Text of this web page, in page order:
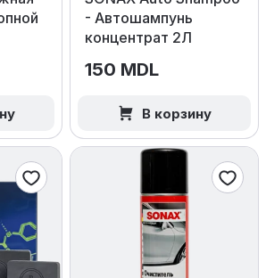
- Автошампунь
концентрат 2Л
150 MDL
В корзину